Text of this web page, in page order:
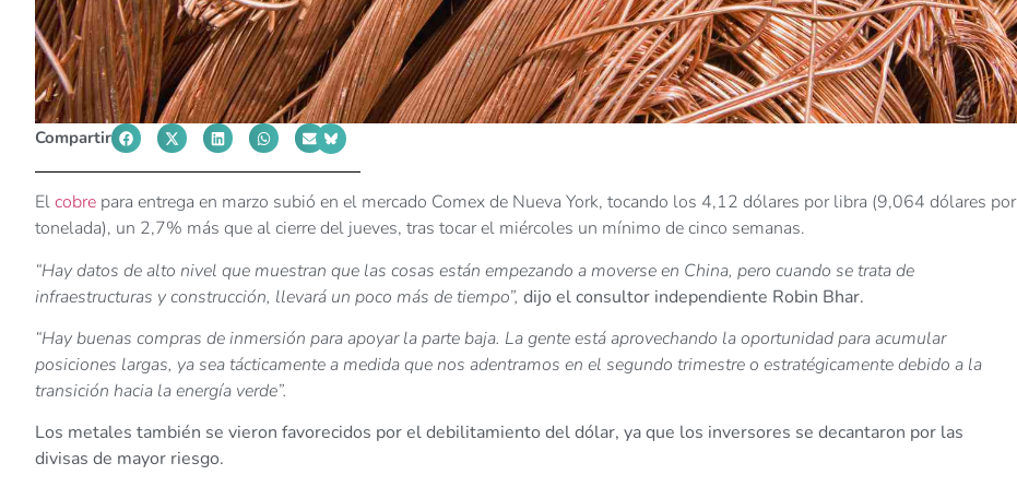
Compartir
Elcobre para entrega en marzo subió en el mercado Comex de Nueva York, tocando los 4,12 dólares por libra (9,064 dólares por
tonelada), un 2,7% más que al cierre del jueves, tras tocar el miércoles un mínimo de cinco semanas.
“Hay datos de alto nivel que muestran que las cosas están empezando a moverse en China, pero cuando se trata de
infraestructuras y construcción, llevará un poco más de tiempo”, dijo el consultor independiente Robin Bhar.
“Hay buenas compras de inmersión para apoyar la parte baja. La gente está aprovechando la oportunidad para acumular
posiciones largas, ya sea tácticamente a medida que nos adentramos en el segundo trimestre o estratégicamente debido a la
transición hacia la energía verde”.
Los metales también se vieron favorecidos por el debilitamiento del dólar, ya que los inversores se decantaron por las
divisas de mayor riesgo.